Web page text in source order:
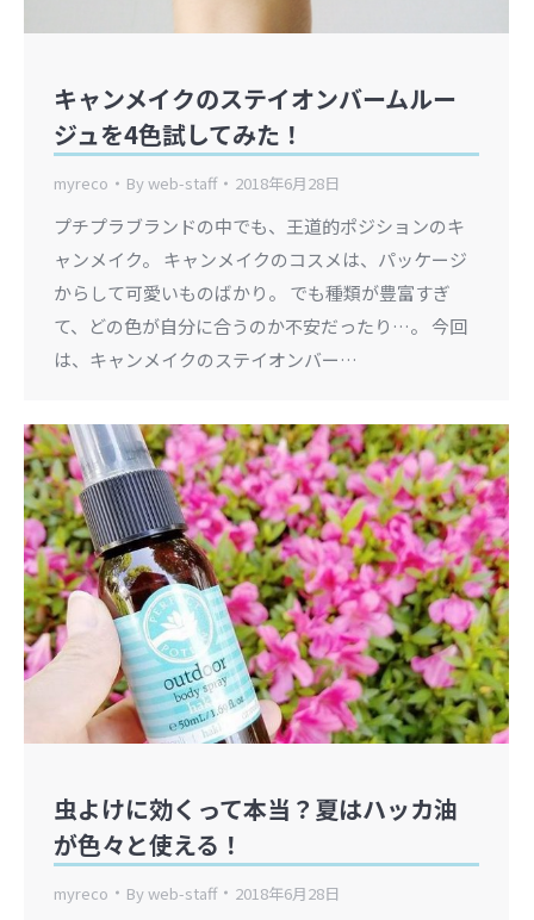
キャンメイクのステイオンバームルー
ジュを4色試してみた！
myreco Byweb-staff 2018年6月28日
プチプラブランドの中でも、王道的ポジションのキ
ャンメイク。 キャンメイクのコスメは、パッケージ
からして可愛いものばかり。 でも種類が豊富すぎ
て、どの色が自分に合うのか不安だったり…。 今回
は、キャンメイクのステイオンバー…
虫よけに効くって本当？夏はハッカ油
が色々と使える！
myreco Byweb-staff 2018年6月28日